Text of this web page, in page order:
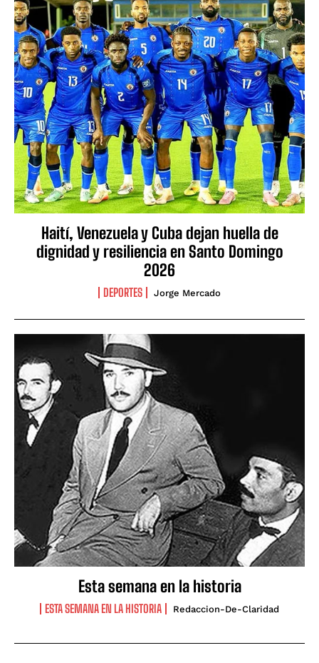
Haití, Venezuela y Cuba dejan huella de
dignidad y resiliencia en Santo Domingo
2026
DEPORTES Jorge Mercado
Esta semana en la historia
ESTA SEMANA EN LA HISTORIA Redaccion-De-Claridad